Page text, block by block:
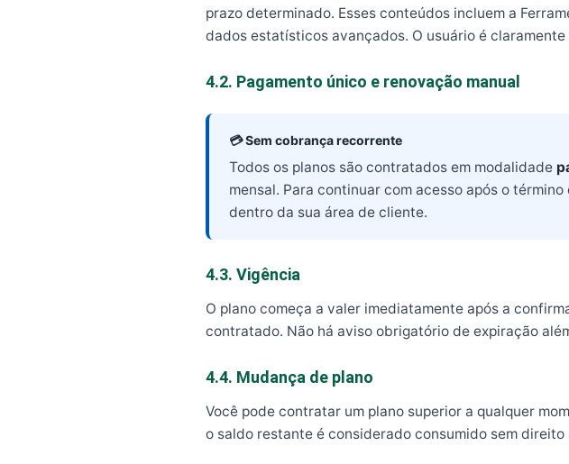
prazo determinado. Esses conteúdos incluem a
dados estatísticos avançados. O usuário é
4.2. Pagamento único e renovação manual
💳 Sem cobrança recorrente
Todos os planos são contratados em modalidade
mensal. Para continuar com acesso após o
dentro da sua área de cliente.
4.3. Vigência
O plano começa a valer imediatamente após a
contratado. Não há aviso obrigatório de expiração
4.4. Mudança de plano
Você pode contratar um plano superior a qualquer
o saldo restante é considerado consumido sem